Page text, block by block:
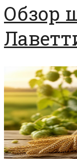
Обзор